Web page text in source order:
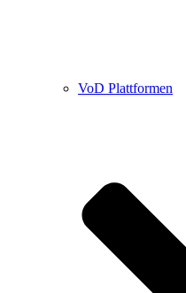
VoD Plattformen